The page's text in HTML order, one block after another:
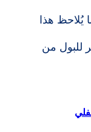
يُلاحظ هذا
للبول من